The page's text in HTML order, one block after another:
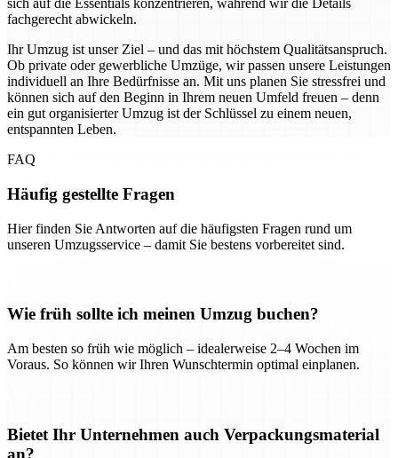
sich auf die Essentials konzentrieren, während wir die Details
fachgerecht abwickeln.
Ihr Umzug ist unser Ziel – und das mit höchstem Qualitätsanspruch.
Ob private oder gewerbliche Umzüge, wir passen unsere Leistungen
individuell an Ihre Bedürfnisse an. Mit uns planen Sie stressfrei und
können sich auf den Beginn in Ihrem neuen Umfeld freuen – denn
ein gut organisierter Umzug ist der Schlüssel zu einem neuen,
entspannten Leben.
FAQ
Häufig gestellte Fragen
Hier finden Sie Antworten auf die häufigsten Fragen rund um
unseren Umzugsservice – damit Sie bestens vorbereitet sind.
Wie früh sollte ich meinen Umzug buchen?
Am besten so früh wie möglich – idealerweise 2–4 Wochen im
Voraus. So können wir Ihren Wunschtermin optimal einplanen.
Bietet Ihr Unternehmen auch Verpackungsmaterial
an?